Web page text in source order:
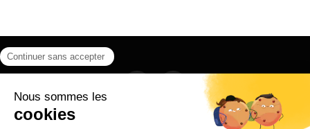
Instagram